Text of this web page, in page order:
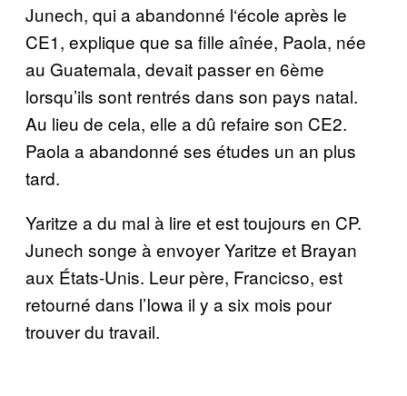
Junech, qui a abandonné l‘école après le
CE1, explique que sa fille aînée, Paola, née
au Guatemala, devait passer en 6ème
lorsqu’ils sont rentrés dans son pays natal.
Au lieu de cela, elle a dû refaire son CE2.
Paola a abandonné ses études un an plus
tard.
Yaritze a du mal à lire et est toujours en CP.
Junech songe à envoyer Yaritze et Brayan
aux États-Unis. Leur père, Francicso, est
retourné dans l’Iowa il y a six mois pour
trouver du travail.